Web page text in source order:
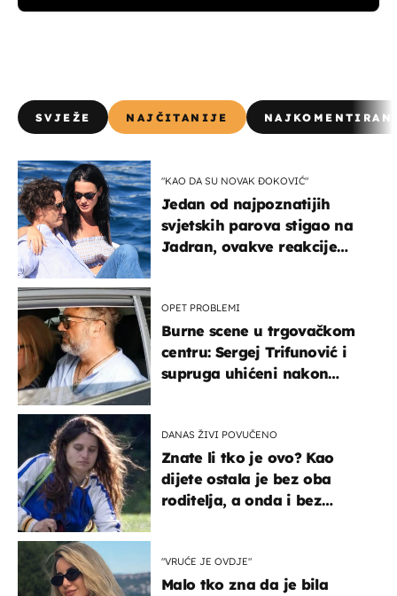
SVJEŽE NAJČITANIJE
"KAO DA SU NOVAK ĐOKOVIĆ"
Jedan od najpoznatijih
svjetskih parova stigao na
Jadran, ovakve reakcije
OPET PROBLEMI
Burne scene u trgovačkom
centru: Sergej Trifunović i
supruga uhićeni nakon
DANAS ŽIVI POVUČENO
Znate li tko je ovo? Kao
dijete ostala je bez oba
roditelja, a onda i bez
"VRUĆE JE OVDJE"
Malo tko zna da je bila